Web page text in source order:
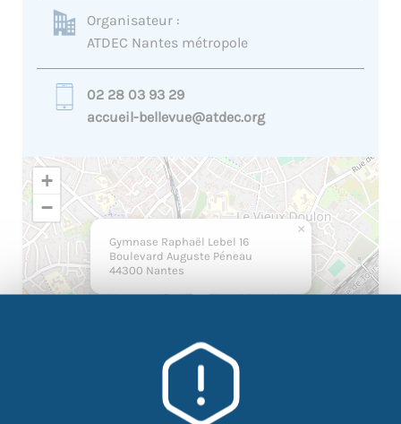
Organisateur :
ATDEC Nantes métropole
02 28 03 93 29
accueil-bellevue@atdec.org
Gymnase Raphaël Lebel 16
Boulevard Auguste Péneau
44300 Nantes
×
+
−